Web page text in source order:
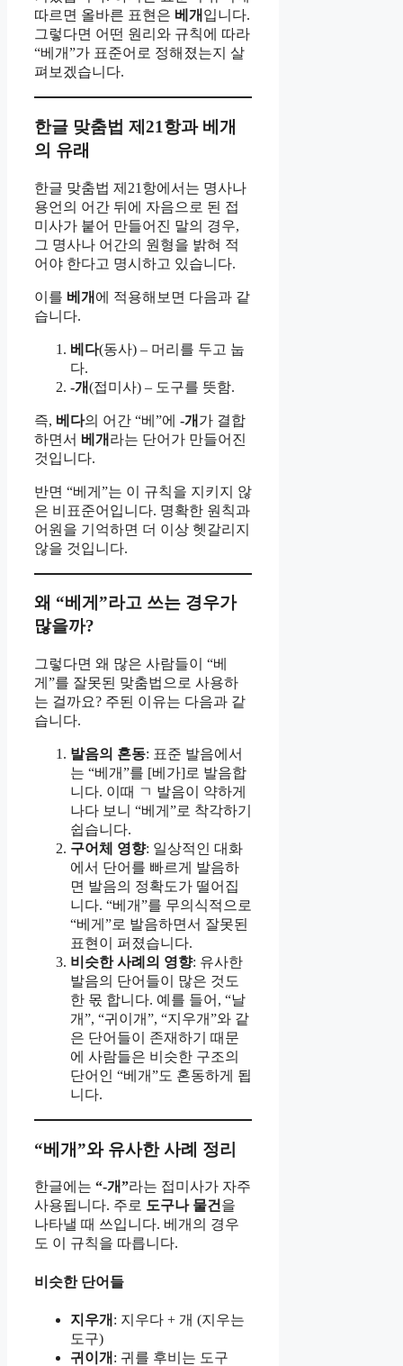
따르면 올바른 표현은 베개 입니다.
그렇다면 어떤 원리와 규칙에 따라
“베개”가 표준어로 정해졌는지 살
펴보겠습니다.
한글 맞춤법 제21항과 베개
의 유래
한글 맞춤법 제21항에서는 명사나
용언의 어간 뒤에 자음으로 된 접
미사가 붙어 만들어진 말의 경우,
그 명사나 어간의 원형을 밝혀 적
어야 한다고 명시하고 있습니다.
이를 베개 에 적용해보면 다음과 같
습니다.
베다(동사) – 머리를 두고 눕
다.
-개(접미사) – 도구를 뜻함.
즉, 베다의 어간 “베”에 -개 가 결합
하면서 베개 라는 단어가 만들어진
것입니다.
반면 “베게”는 이 규칙을 지키지 않
은 비표준어입니다. 명확한 원칙과
어원을 기억하면 더 이상 헷갈리지
않을 것입니다.
왜 “베게”라고 쓰는 경우가
많을까?
그렇다면 왜 많은 사람들이 “베
게”를 잘못된 맞춤법으로 사용하
는 걸까요? 주된 이유는 다음과 같
습니다.
발음의 혼동: 표준 발음에서
는 “베개”를 [베가]로 발음합
니다. 이때 ㄱ 발음이 약하게
나다 보니 “베게”로 착각하기
쉽습니다.
구어체 영향: 일상적인 대화
에서 단어를 빠르게 발음하
면 발음의 정확도가 떨어집
니다. “베개”를 무의식적으로
“베게”로 발음하면서 잘못된
표현이 퍼졌습니다.
비슷한 사례의 영향: 유사한
발음의 단어들이 많은 것도
한 몫 합니다. 예를 들어, “날
개”, “귀이개”, “지우개”와 같
은 단어들이 존재하기 때문
에 사람들은 비슷한 구조의
단어인 “베개”도 혼동하게 됩
니다.
“베개”와 유사한 사례 정리
한글에는 “-개”라는 접미사가 자주
사용됩니다. 주로 도구나 물건을
나타낼 때 쓰입니다. 베개의 경우
도 이 규칙을 따릅니다.
비슷한 단어들
지우개 : 지우다 + 개 (지우는
도구)
귀이개 : 귀를 후비는 도구